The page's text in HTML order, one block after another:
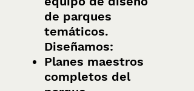
de parques
temáticos.
Diseñamos:
Planes maestros
completos del